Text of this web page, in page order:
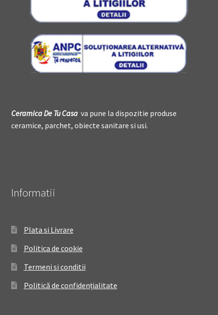
Ceramica DeTu Casava pune la dispozitie produse
ceramice, parchet, obiecte sanitare si usi.
Informatii
Plata si Livrare
Politica de cookie
Termeni si conditii
Politică de confidențialitate